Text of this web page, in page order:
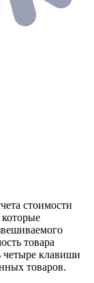
стоимости
товара
четыре клавиши
товаров.